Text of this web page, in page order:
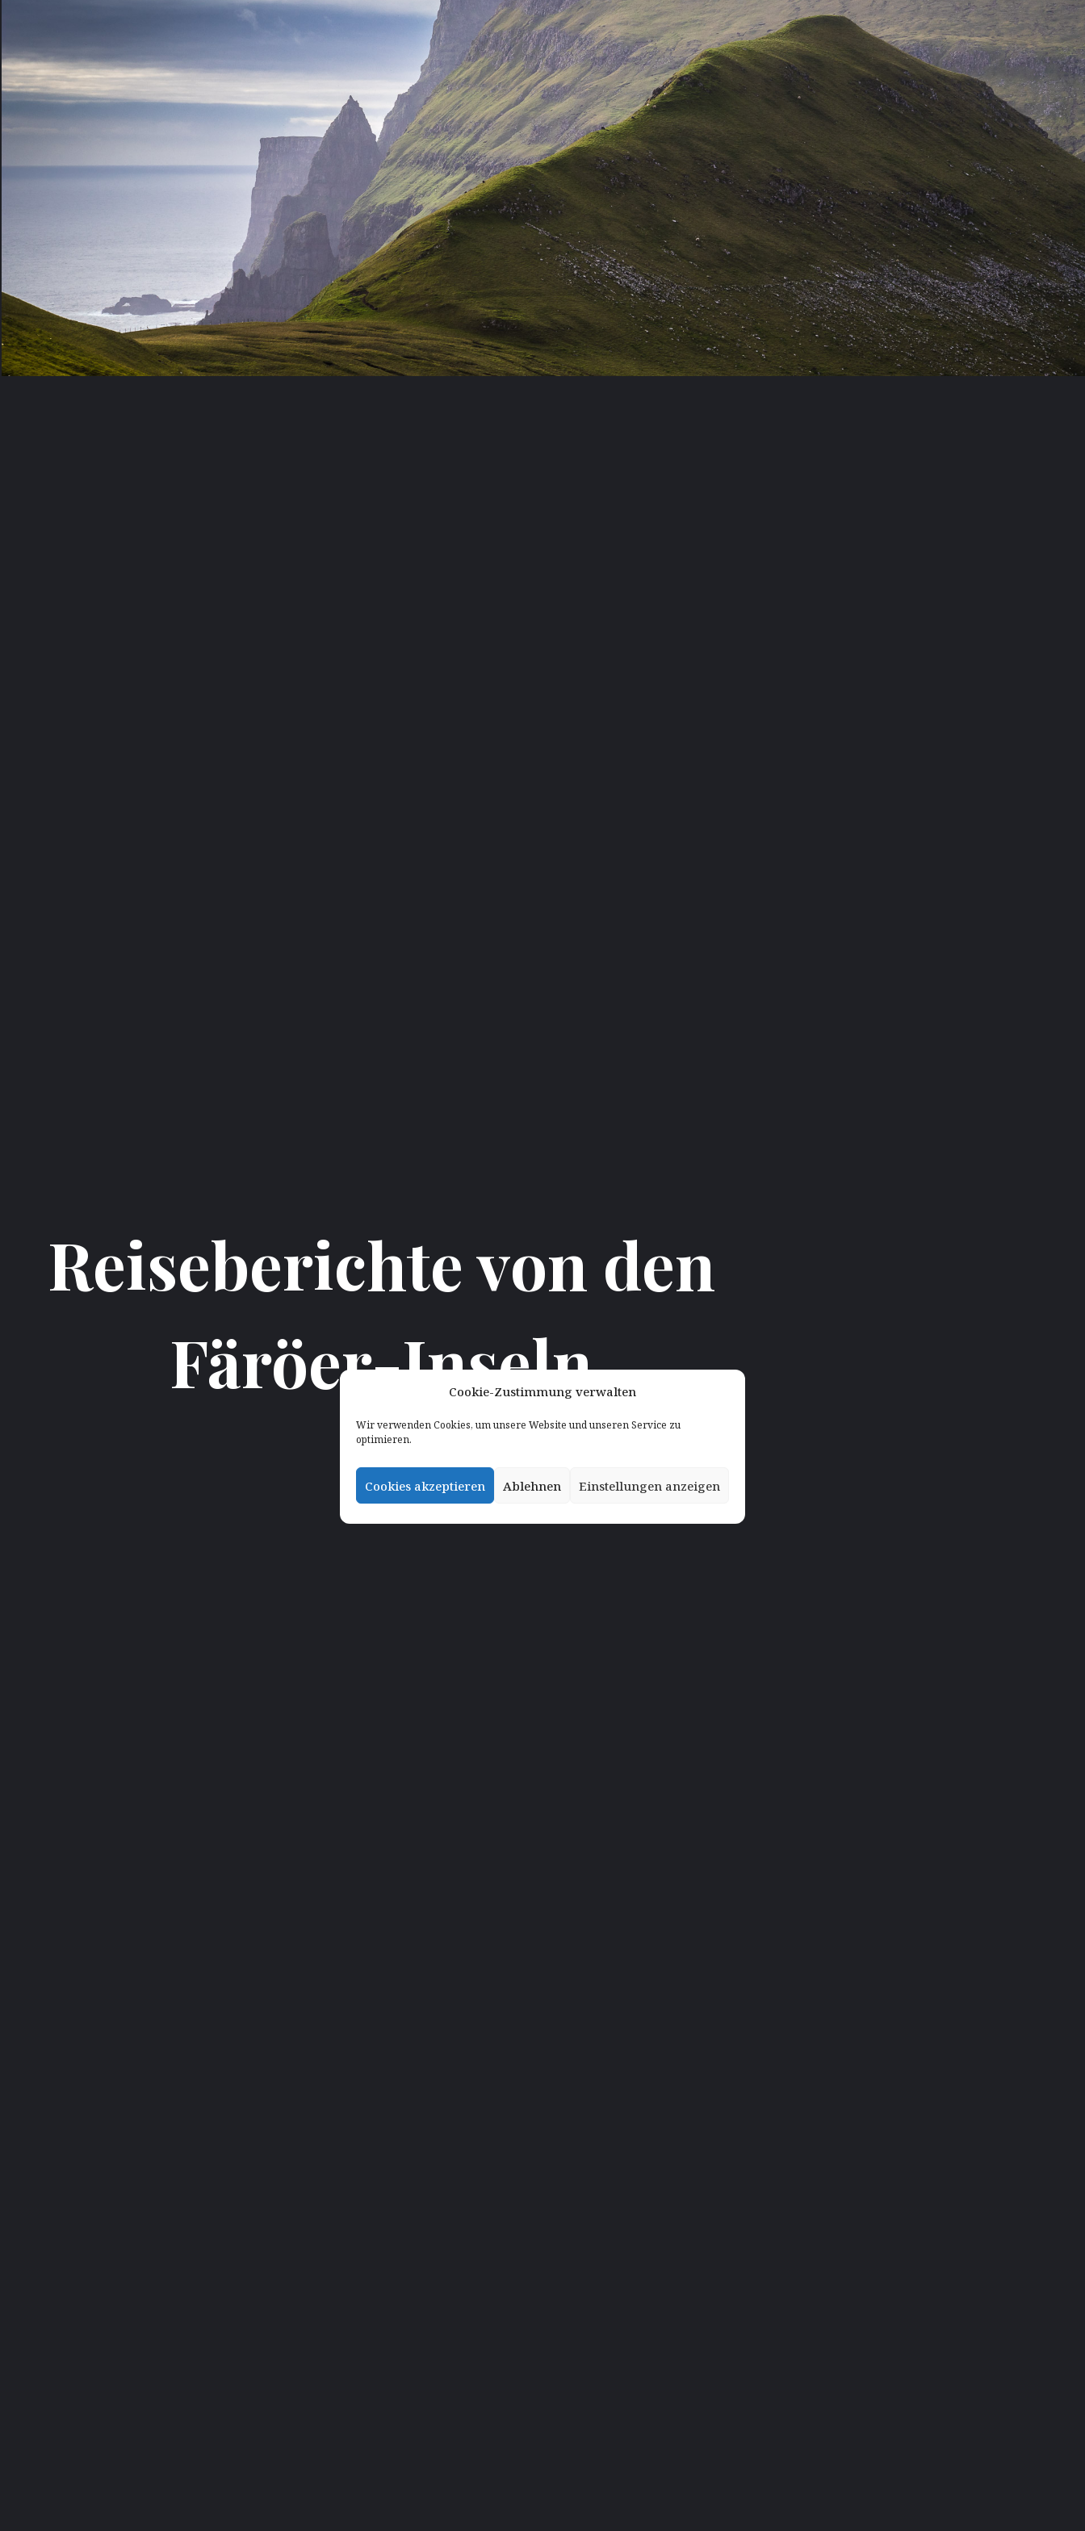
Cookie-Zustimmung verwalten
Wir verwenden Cookies, um unsere Website und unseren Service zu
optimieren.
Cookies akzeptieren Ablehnen Einstellungen anzeigen
Reiseberichte von den
Färöer-Inseln